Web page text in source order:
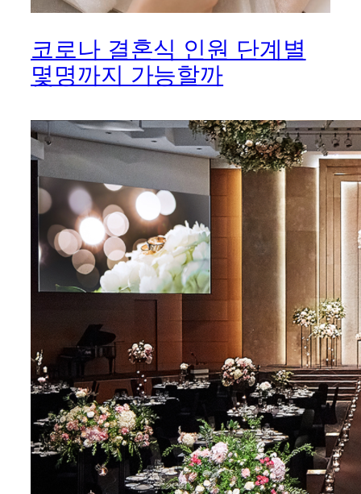
코로나 결혼식 인원 단계별
몇명까지 가능할까